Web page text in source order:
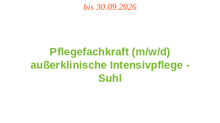
bis 30.09.2026
Pflegefachkraft (m/w/d)
außerklinische Intensivpflege -
Suhl